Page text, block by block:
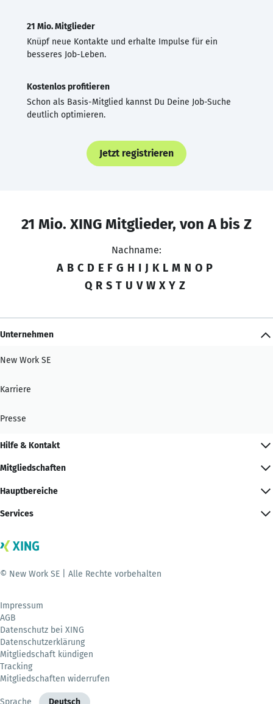
21 Mio. Mitglieder
Knüpf neue Kontakte und erhalte Impulse für ein
besseres Job-Leben.
Kostenlos profitieren
Schon als Basis-Mitglied kannst Du Deine Job-Suche
deutlich optimieren.
Jetzt registrieren
21 Mio. XING Mitglieder, von A bis Z
Nachname:
A B C D E F G H I J K L M N O P
Q R S T U V W X Y Z
Unternehmen
New Work SE
Karriere
Presse
Hilfe & Kontakt
Mitgliedschaften
Hauptbereiche
Services
© New Work SE | Alle Rechte vorbehalten
Impressum
AGB
Datenschutz bei XING
Datenschutzerklärung
Mitgliedschaft kündigen
Tracking
Mitgliedschaften widerrufen
Sprache Deutsch